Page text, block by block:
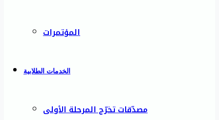
المؤتمرات
الخدمات الطلابية
مصدّقات تخرّج المرحلة الأولى